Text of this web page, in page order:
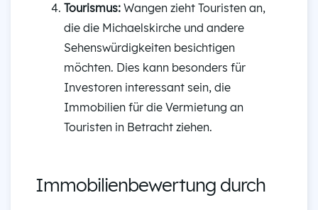
Tourismus: Wangen zieht Touristen an,
die die Michaelskirche und andere
Sehenswürdigkeiten besichtigen
möchten. Dies kann besonders für
Investoren interessant sein, die
Immobilien für die Vermietung an
Touristen in Betracht ziehen.
Immobilienbewertung durch